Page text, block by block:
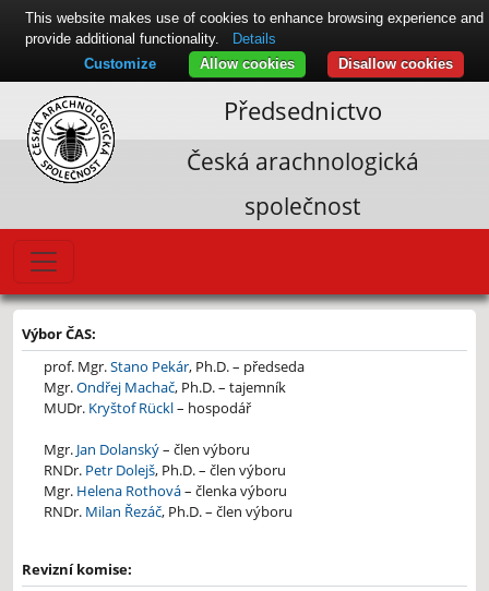
Předsednictvo
Česká arachnologická
společnost
Výbor ČAS:
prof. Mgr.Stano Pekár, Ph.D. – předseda
Mgr.Ondřej Machač, Ph.D. – tajemník
MUDr. Kryštof Rückl– hospodář
Mgr. Jan Dolanský– člen výboru
RNDr. Petr Dolejš, Ph.D. – člen výboru
Mgr. Helena Rothová– členka výboru
RNDr. Milan Řezáč, Ph.D. – člen výboru
Revizní komise:
This website makes use of cookies to enhance browsing experience and
provide additional functionality.
Details
Disallow cookies
Allow cookies
Customize